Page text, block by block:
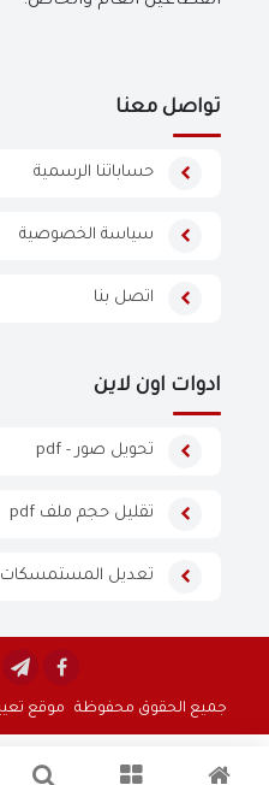
تواصل معنا
حساباتنا الرسمية
سياسة الخصوصية
اتصل بنا
ادوات اون لاين
تحويل صور - pdf
تقليل حجم ملف pdf
تعديل المستمسكات


جميع الحقوق محفوظة موقع